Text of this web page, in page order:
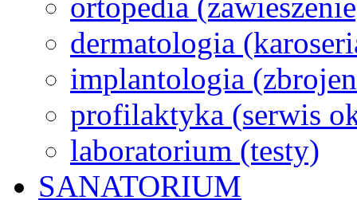
dermatologia
implantologia
profilaktyka (serwis
laboratorium (testy)
SANATORIUM